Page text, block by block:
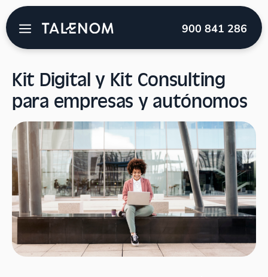
900 841 286
Consulting para empresas y autónomos
Kit Digital y Kit Consulting
para empresas y autónomos